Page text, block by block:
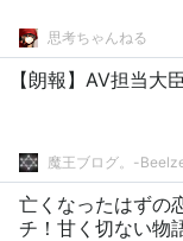
思考ちゃんねる
【朗報】AV担当
魔王ブログ。-
亡くなったはずの
チ！甘く切ない物